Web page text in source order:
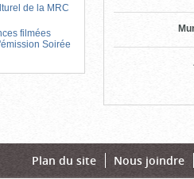
de la MRC
filmées
Soirée
Plan du site Nous joindre